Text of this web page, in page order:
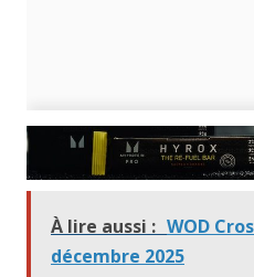
À lire aussi : WOD
décembre 2025